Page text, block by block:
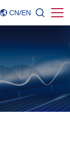
CN/EN